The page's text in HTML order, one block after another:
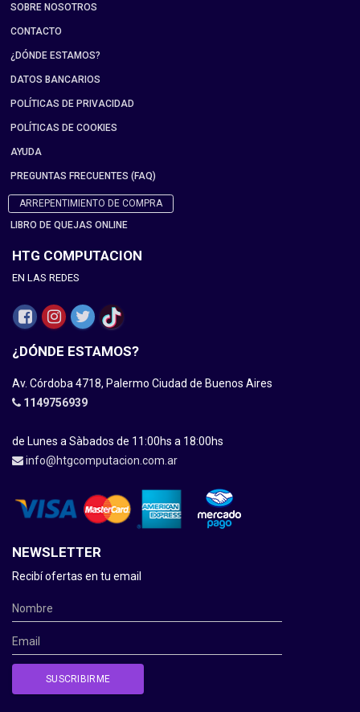
SOBRE NOSOTROS
CONTACTO
¿DÓNDE ESTAMOS?
DATOS BANCARIOS
POLÍTICAS DE PRIVACIDAD
POLÍTICAS DE COOKIES
AYUDA
PREGUNTAS FRECUENTES (FAQ)
ARREPENTIMIENTO DE COMPRA
LIBRO DE QUEJAS ONLINE
HTG COMPUTACION
EN LAS REDES
¿DÓNDE ESTAMOS?
Av. Córdoba 4718, Palermo Ciudad de Buenos Aires
1149756939
de Lunes a Sàbados de 11:00hs a 18:00hs
info@htgcomputacion.com.ar
NEWSLETTER
Recibí ofertas en tu email